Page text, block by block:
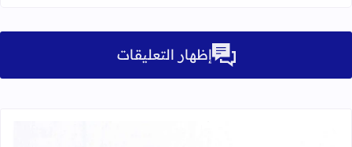
إظهار التعليقات